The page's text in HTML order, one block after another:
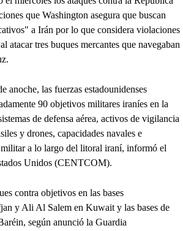
que Washington asegura que buscan
a Irán por lo que considera violaciones
atacar tres buques mercantes que navegaban
anoche, las fuerzas estadounidenses
90 objetivos militares iraníes en la
de defensa aérea, activos de vigilancia
y drones, capacidades navales e
a lo largo del litoral iraní, informó el
Unidos (CENTCOM).
contra objetivos en las bases
y Ali Al Salem en Kuwait y las bases de
según anunció la Guardia